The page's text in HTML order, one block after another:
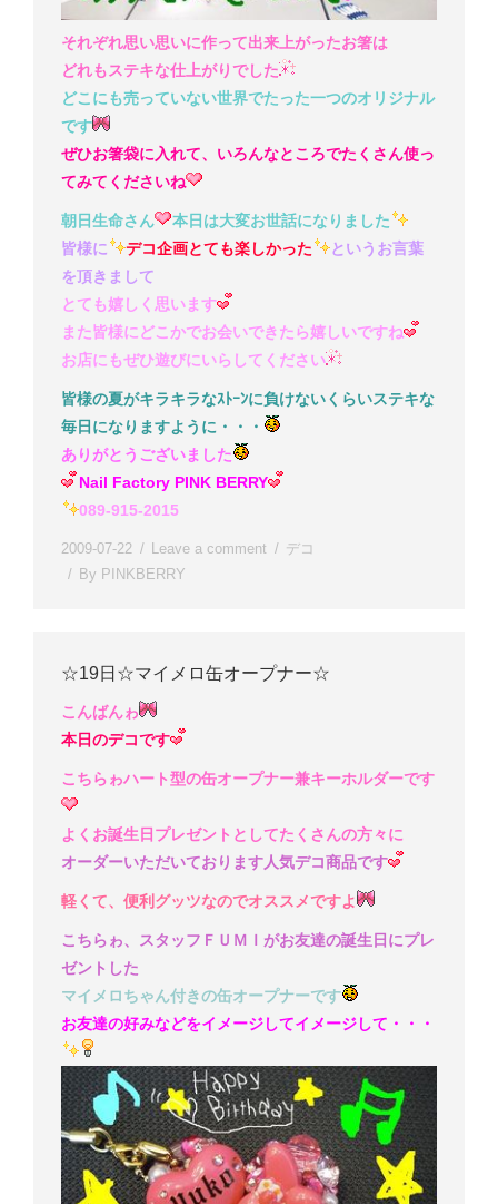
それぞれ思い思いに作って出来上がったお箸は
どれもステキな仕上がりでした
どこにも売っていない世界でたった一つのオリジナル
です
ぜひお箸袋に入れて、いろんなところでたくさん使っ
てみてくださいね
朝日生命さん
本日は大変お世話になりました
皆様に
デコ企画とても楽しかった
というお言葉
を頂きまして
とても嬉しく思います
また皆様にどこかでお会いできたら嬉しいですね
お店にもぜひ遊びにいらしてください
皆様の夏がキラキラなｽﾄｰﾝに負けないくらいステキな
毎日になりますように・・・
ありがとうございました
Nail Factory PINK BERRY
089-915-2015
2009-07-22 Leave a comment
デコ
By PINKBERRY
☆19日☆マイメロ缶オープナー☆
こんばんゎ
本日のデコです
こちらゎハート型の缶オープナー兼キーホルダーです
よくお誕生日プレゼントとしてたくさんの方々に
オーダーいただいております人気デコ商品です
軽くて、便利グッツなのでオススメですよ
こちらゎ、スタッフＦＵＭＩがお友達の誕生日にプレ
ゼントした
マイメロちゃん付きの缶オープナーです
お友達の好みなどをイメージしてイメージして・・・